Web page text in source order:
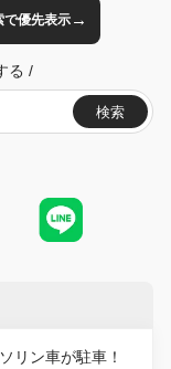
で優先表示→
る /
検索
リン車が駐車！